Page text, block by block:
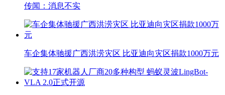
传闻：消息不实
车企集体驰援广西洪涝灾区 比亚迪向灾区捐款1000万元